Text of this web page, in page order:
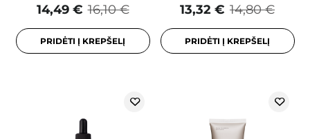
16,10 €
14,49 €
PRIDĖTI Į KREPŠELĮ
14,80 €
13,32 €
PRIDĖTI Į KREPŠELĮ